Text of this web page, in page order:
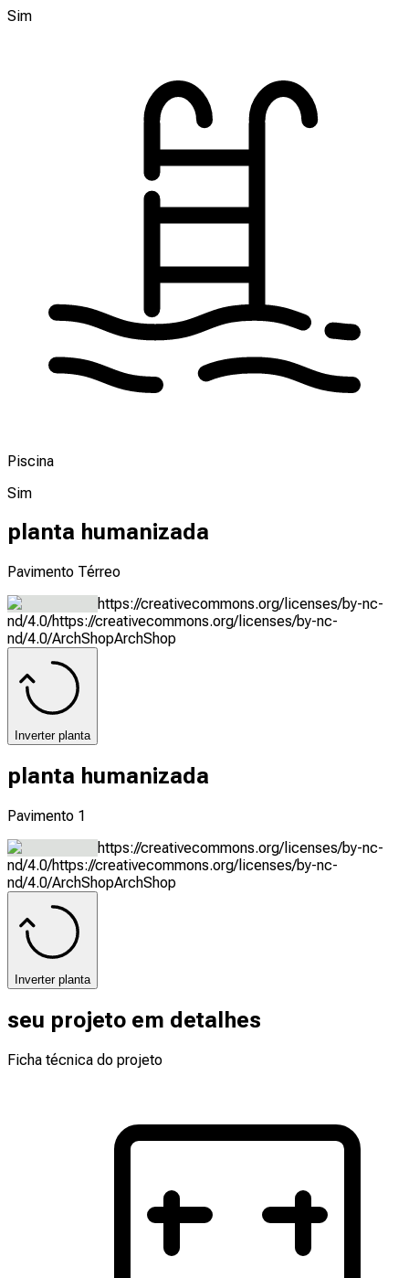
Sim
Piscina
Sim
planta humanizada
Pavimento Térreo
https://creativecommons.org/licenses/by-nc-
nd/4.0/https://creativecommons.org/licenses/by-nc-
nd/4.0/ArchShopArchShop
Inverter planta
planta humanizada
Pavimento 1
https://creativecommons.org/licenses/by-nc-
nd/4.0/https://creativecommons.org/licenses/by-nc-
nd/4.0/ArchShopArchShop
Inverter planta
seu projeto em detalhes
Ficha técnica do projeto